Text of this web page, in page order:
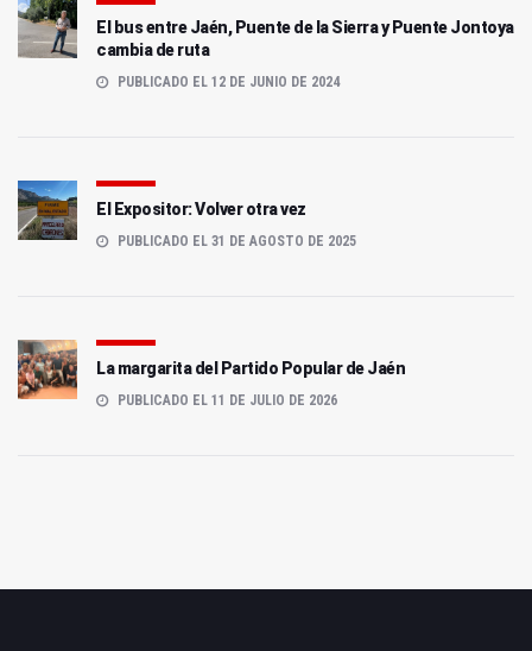
El bus entre Jaén, Puente de la Sierra y Puente Jontoya
cambia de ruta
PUBLICADO EL 12 DE JUNIO DE 2024
El Expositor: Volver otra vez
PUBLICADO EL 31 DE AGOSTO DE 2025
La margarita del Partido Popular de Jaén
PUBLICADO EL 11 DE JULIO DE 2026